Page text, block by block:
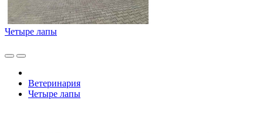
Четыре лапы
Ветеринария
Четыре лапы